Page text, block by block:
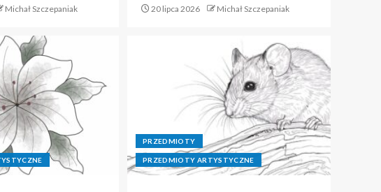
Michał Szczepaniak 20 lipca 2026 Michał Szczepaniak
PRZEDMIOTY
PRZEDMIOTY ARTYSTYCZNE